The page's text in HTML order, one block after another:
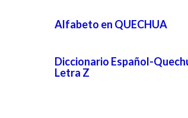
Alfabeto en QUECHUA
Diccionario Español-
Letra Z